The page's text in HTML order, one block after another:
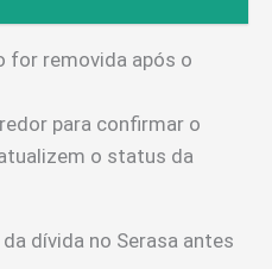
for removida após o
para confirmar o
o status da
dívida no Serasa antes